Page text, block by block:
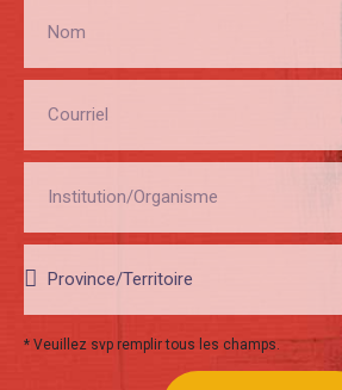
* Veuillez svp remplir tous les champs.